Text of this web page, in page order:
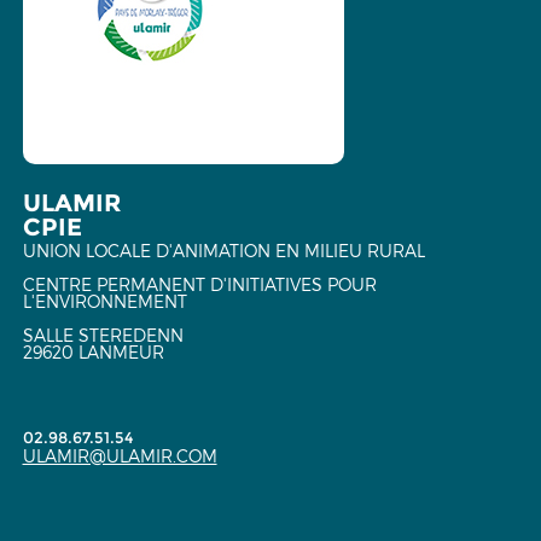
ULAMIR
CPIE
UNION LOCALE D'ANIMATION EN MILIEU RURAL
CENTRE PERMANENT D'INITIATIVES POUR
L'ENVIRONNEMENT
SALLE STEREDENN
29620 LANMEUR
02.98.67.51.54
ULAMIR@ULAMIR.COM